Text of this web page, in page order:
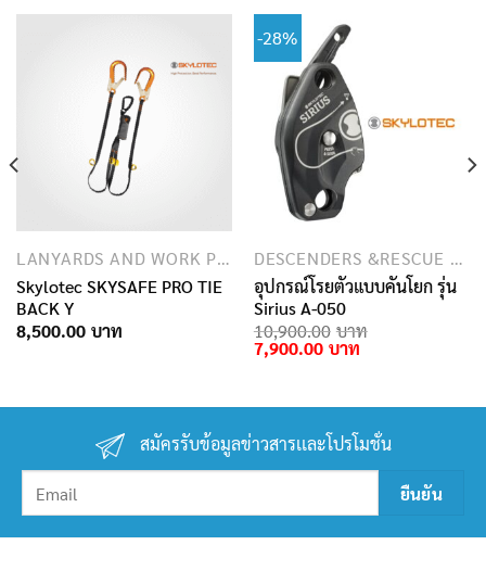
LANYARDS AND WORK POSITIONING ROPES
Skylotec SKYSAFE PRO TIE
BACK Y
8,500.00
-28%
DESCENDERS &RESCUE DEVICES
อุปกรณ์โรยตัวแบบคันโยก รุ่น
Sirius A-050
10,900.00
Original
price
7,900.00 Current
สมัครรับข้อมูลข่าวสารเเละโปรโมชั่น